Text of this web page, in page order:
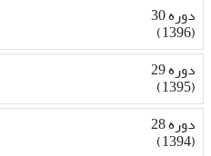
دوره 30
(1396)
دوره 29
(1395)
دوره 28
(1394)